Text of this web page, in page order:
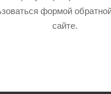
формой
сайте.